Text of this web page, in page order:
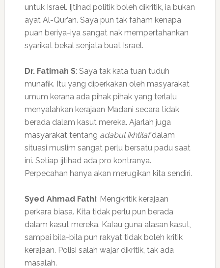
untuk Israel. Ijtihad politik boleh dikritik, ia bukan
ayat Al-Qur’an. Saya pun tak faham kenapa
puan beriya-iya sangat nak mempertahankan
syarikat bekal senjata buat Israel.
Dr. Fatimah S: Saya tak kata tuan tuduh
munafik. Itu yang diperkakan oleh masyarakat
umum kerana ada pihak pihak yang terlalu
menyalahkan kerajaan Madani secara tidak
berada dalam kasut mereka. Ajarlah juga
masyarakat tentang adabul ikhtilafdalam
situasi muslim sangat perlu bersatu padu saat
ini. Setiap ijtihad ada pro kontranya.
Perpecahan hanya akan merugikan kita sendiri.
Syed Ahmad Fathi: Mengkritik kerajaan
perkara biasa. Kita tidak perlu pun berada
dalam kasut mereka. Kalau guna alasan kasut,
sampai bila-bila pun rakyat tidak boleh kritik
kerajaan. Polisi salah wajar dikritik, tak ada
masalah.